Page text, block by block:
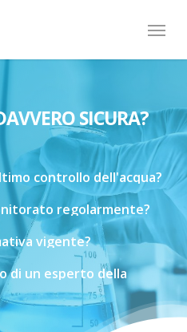
Menu
SICURA?
controllo dell'acqua?
regolarmente?
vigente?
di un esperto della